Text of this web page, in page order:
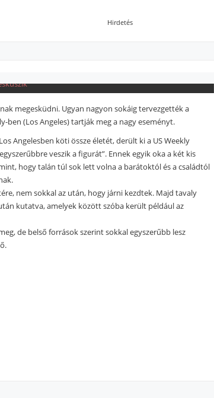
Hirdetés
megesküdni. Ugyan nagyon sokáig tervezgették a
(Los Angeles) tartják meg a nagy eseményt.
Angelesben köti össze életét, derült ki a US Weekly
veszik a figurát”. Ennek egyik oka a két kis
hogy talán túl sok lett volna a barátoktól és a családtól
nem sokkal az után, hogy járni kezdtek. Majd tavaly
kutatva, amelyek között szóba került például az
de belső források szerint sokkal egyszerűbb lesz